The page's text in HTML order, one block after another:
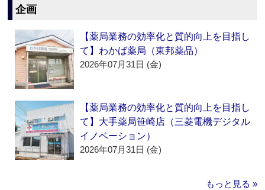
企画
【薬局業務の効率化と質的向上を目指し
て】わかば薬局（東邦薬品）
2026年07月31日 (金)
【薬局業務の効率化と質的向上を目指し
て】大手薬局笹崎店（三菱電機デジタル
イノベーション）
2026年07月31日 (金)
もっと見る »